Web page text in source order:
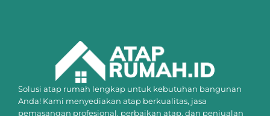
Solusi atap rumah lengkap untuk kebutuhan bangunan
Anda! Kami menyediakan atap berkualitas, jasa
pemasangan profesional, perbaikan atap, dan penjualan